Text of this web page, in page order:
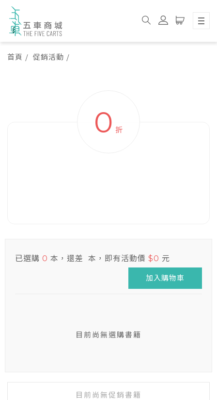
首頁 促銷活動
0 折
已選購 0 本，還差 本，即有活動價 $0 元
加入購物車
目前尚無選購書籍
目前尚無促銷書籍